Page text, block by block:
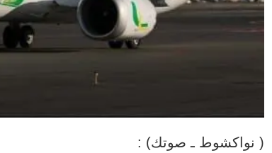
( نواكشوط ـ صوتك) :